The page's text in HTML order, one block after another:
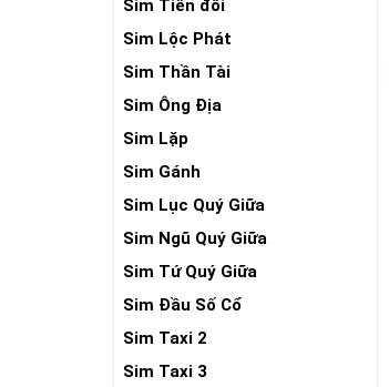
Sim Tiến đôi
Sim Lộc Phát
Sim Thần Tài
Sim Ông Địa
Sim Lặp
Sim Gánh
Sim Lục Quý Giữa
Sim Ngũ Quý Giữa
Sim Tứ Quý Giữa
Sim Đầu Số Cổ
Sim Taxi 2
Sim Taxi 3